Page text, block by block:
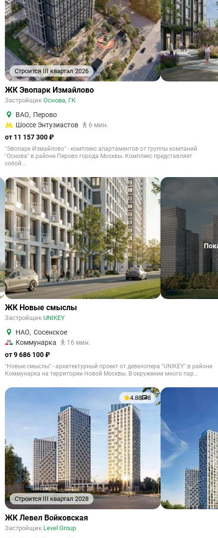
Строится III квартал 2026
ЖК Эвопарк Измайлово
Застройщик Основа, ГК
ВАО, Перово
Шоссе Энтузиастов
6 мин.
от 11 157 300 ₽
“Эвопарк Измайлово” - комплекс апартаментов от группы компаний
“Основа” в районе Перово города Москвы. Комплекс представляет
собой...
ЖК Новые смыслы
Застройщик UNIKEY
НАО, Сосенское
Коммунарка
16 мин.
от 9 686 100 ₽
“Новые смыслы” - архитектурный проект от девелопера “UNIKEY” в районе
Коммунарка на территории Новой Москвы. В окружении много пар...
Строится III квартал 2028
4.88 8
ЖК Левел Войковская
Застройщик Level Group